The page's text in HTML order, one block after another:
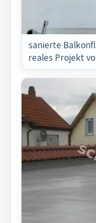
sanierte
reales Projekt